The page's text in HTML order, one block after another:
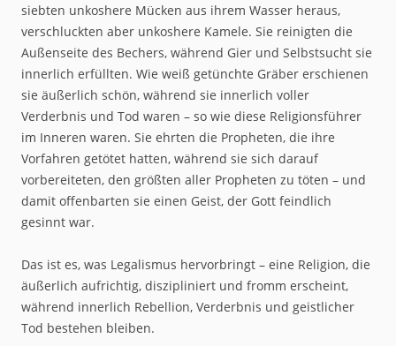
siebten unkoshere Mücken aus ihrem Wasser heraus,
verschluckten aber unkoshere Kamele. Sie reinigten die
Außenseite des Bechers, während Gier und Selbstsucht sie
innerlich erfüllten. Wie weiß getünchte Gräber erschienen
sie äußerlich schön, während sie innerlich voller
Verderbnis und Tod waren – so wie diese Religionsführer
im Inneren waren. Sie ehrten die Propheten, die ihre
Vorfahren getötet hatten, während sie sich darauf
vorbereiteten, den größten aller Propheten zu töten – und
damit offenbarten sie einen Geist, der Gott feindlich
gesinnt war.
Das ist es, was Legalismus hervorbringt – eine Religion, die
äußerlich aufrichtig, diszipliniert und fromm erscheint,
während innerlich Rebellion, Verderbnis und geistlicher
Tod bestehen bleiben.